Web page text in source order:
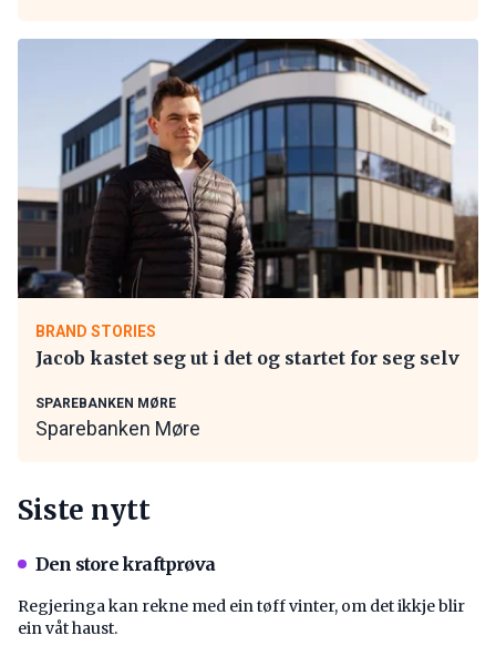
BRAND STORIES
Jacob kastet seg ut i det og startet for seg selv
SPAREBANKEN MØRE
Sparebanken Møre
Siste nytt
Den store kraftprøva
Regjeringa kan rekne med ein tøff vinter, om det ikkje blir
ein våt haust.